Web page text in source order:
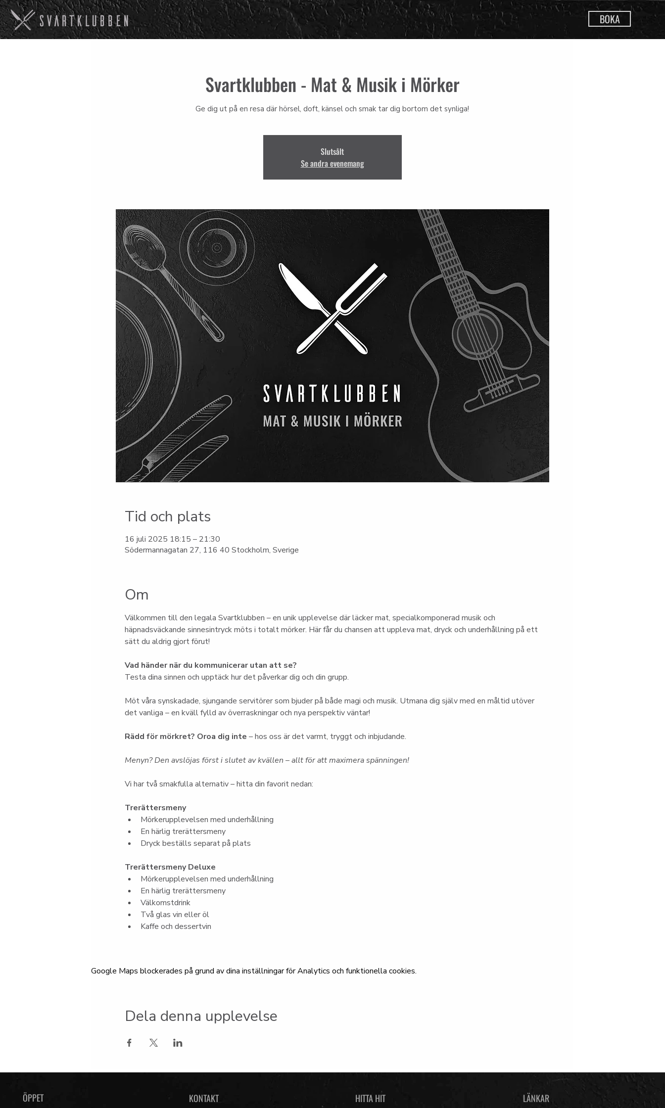
BOKA
Svartklubben - Mat & Musik i Mörker
Ge dig ut på en resa där hörsel, doft, känsel och smak tar dig bortom det synliga!
Slutsålt
Se andra evenemang
Tid och plats
16 juli 2025 18:15 – 21:30
Södermannagatan 27, 116 40 Stockholm, Sverige
Om
Välkommen till den legala Svartklubben – en unik upplevelse där läcker mat, specialkomponerad musik och
häpnadsväckande sinnesintryck möts i totalt mörker. Här får du chansen att uppleva mat, dryck och underhållning på ett
sätt du aldrig gjort förut!
Vad händer när du kommunicerar utan att se?
Testa dina sinnen och upptäck hur det påverkar dig och din grupp.
Möt våra synskadade, sjungande servitörer som bjuder på både magi och musik. Utmana dig själv med en måltid utöver
det vanliga – en kväll fylld av överraskningar och nya perspektiv väntar!
Rädd för mörkret? Oroa dig inte – hos oss är det varmt, tryggt och inbjudande.
Menyn? Den avslöjas först i slutet av kvällen – allt för att maximera spänningen!
Vi har två smakfulla alternativ – hitta din favorit nedan:
Trerättersmeny
Mörkerupplevelsen med underhållning
En härlig trerättersmeny
Dryck beställs separat på plats
Trerättersmeny Deluxe
Mörkerupplevelsen med underhållning
En härlig trerättersmeny
Välkomstdrink
Två glas vin eller öl
Kaffe och dessertvin
Google Maps blockerades på grund av dina inställningar för Analytics och funktionella cookies.
Dela denna upplevelse
ÖPPET KONTAKT HITTA HIT LÄNKAR